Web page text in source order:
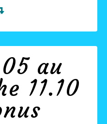
au
11.10